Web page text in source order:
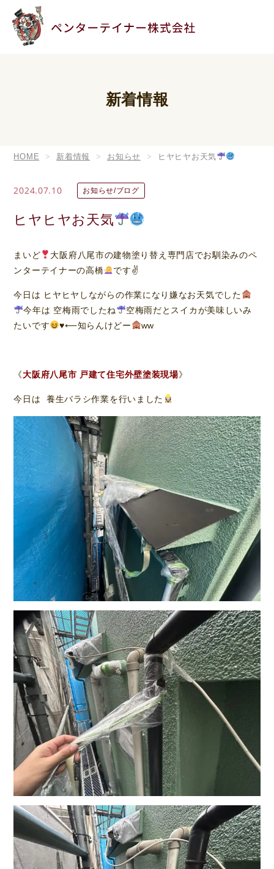
新着情報
HOME 新着情報 お知らせ ヒヤヒヤお天気
2024.07.10 お知らせ/ブログ
ヒヤヒヤお天気
まいど
大阪府八尾市の建物塗り替え専門店でお馴染みのペ
ンターテイナーの高橋
です✌
今日は ヒヤヒヤしながらの作業になり嫌なお天気でした
今年は 空梅雨でしたね
空梅雨だとスイカが美味しいみ
たいです
♥⟵知らんけどー ww
《大阪府八尾市 戸建て住宅外壁塗装現場》
今日は 養生バラシ作業を行いました